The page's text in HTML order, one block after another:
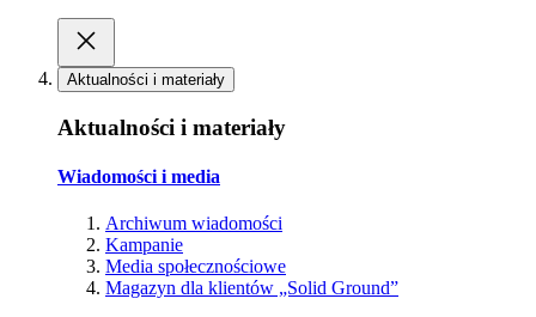
Aktualności i materiały
Aktualności i materiały
Wiadomości i media
Archiwum wiadomości
Kampanie
Media społecznościowe
Magazyn dla klientów „Solid Ground”